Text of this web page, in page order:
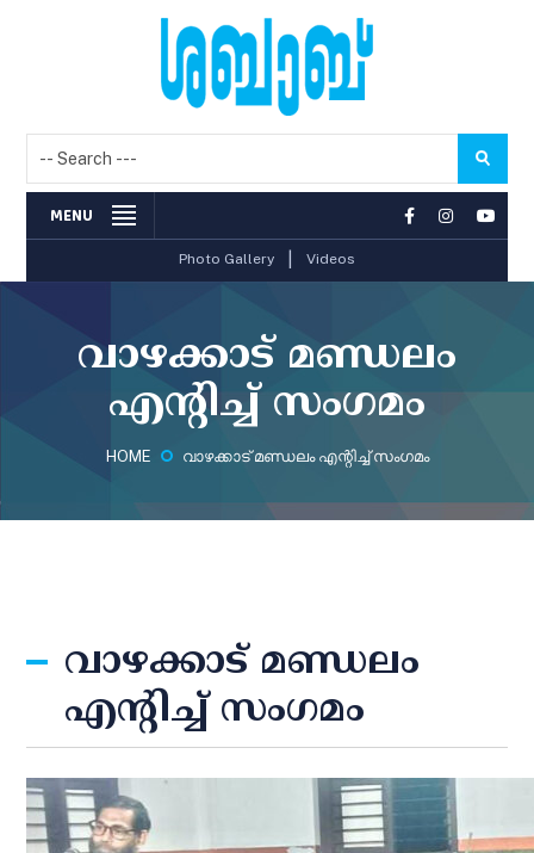
MENU
Photo Gallery Videos
വാഴക്കാട് മണ്ഡലം
എന്റിച്ച് സംഗമം
HOME വാഴക്കാട് മണ്ഡലം എന്റിച്ച് സംഗമം
വാഴക്കാട് മണ്ഡലം
എന്റിച്ച് സംഗമം